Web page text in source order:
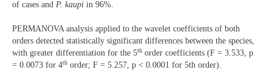
of cases and P. kaupi in 96%.
PERMANOVA analysis applied to the wavelet coefficients of both
orders detected statistically significant differences between the species,
with greater differentiation for the 5th order coefficients (F = 3.533, p
= 0.0073 for 4th order; F = 5.257, p < 0.0001 for 5th order).